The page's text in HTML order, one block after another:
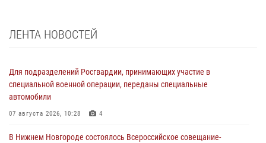
ЛЕНТА НОВОСТЕЙ
Для подразделений Росгвардии, принимающих участие в
специальной военной операции, переданы специальные
автомобили
07 августа 2026, 10:28 4
В Нижнем Новгороде состоялось Всероссийское совещание-